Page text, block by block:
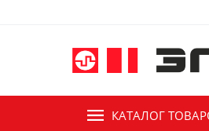
КАТАЛОГ